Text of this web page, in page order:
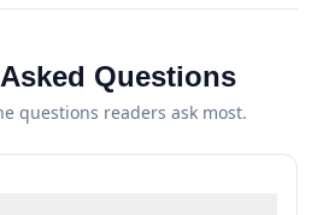
Questions
questions readers ask most.